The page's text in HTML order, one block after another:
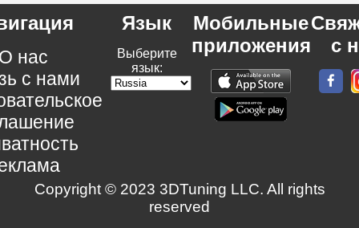
нас
с нами
Язык
Выберите
язык:
Мобильные
приложения
с
Copyright © 2023 3DTuning LLC. All rights
reserved